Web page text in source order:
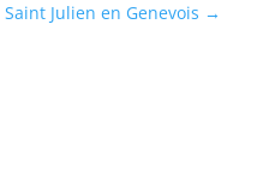
Julien en Genevois →